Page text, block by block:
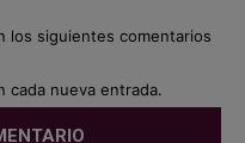
los siguientes comentarios
cada nueva entrada.